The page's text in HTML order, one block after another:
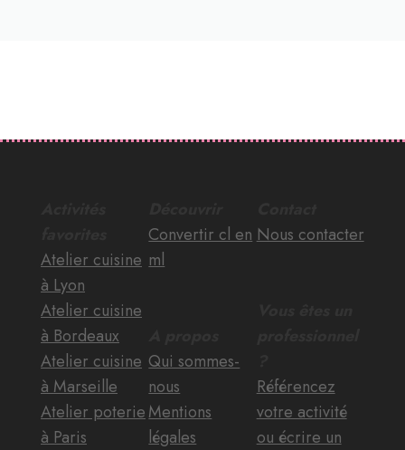
Atelier cuisine
à Lyon
Atelier cuisine
à Bordeaux
Atelier cuisine
à Marseille
Atelier poterie
à Paris
Convertir cl en
ml
Qui sommes-
nous
Mentions
légales
Nous contacter
Référencez
votre activité
ou écrire un